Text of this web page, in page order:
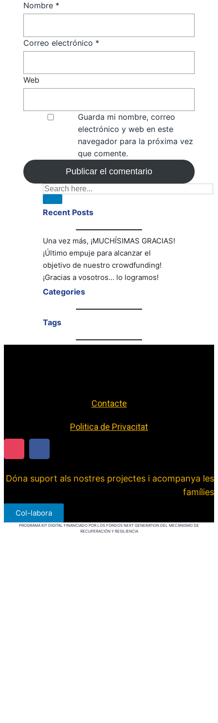
Nombre *
Correo electrónico *
Web
Guarda mi nombre, correo
electrónico y web en este
navegador para la próxima vez
que comente.
Recent Posts
Una vez más, ¡MUCHÍSIMAS GRACIAS!
¡Último empuje para alcanzar el
objetivo de nuestro crowdfunding!
¡Gracias a vosotros… lo logramos!
Categories
Tags
Contacte
Politica de Privacitat
Dóna suport als nostres projectes i acompanya les
famílies
Col-labora
PROGRAMA KIT DIGITAL FINANCIADO POR LOS FONDOS NEXT GENERATION DEL MECANISMO DE
RECUPERACIÓN Y RESILIENCIA